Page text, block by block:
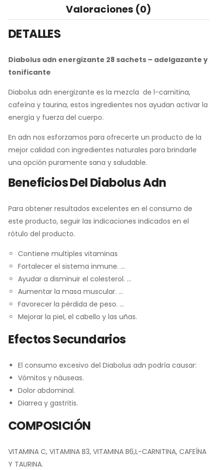
Valoraciones (0)
DETALLES
Diabolus adn energizante 28 sachets – adelgazante y
tonificante
Diabolus adn energizante es la mezcla de l-carnitina,
cafeína y taurina, estos ingredientes nos ayudan activar la
energía y fuerza del cuerpo.
En adn nos esforzamos para ofrecerte un producto de la
mejor calidad con ingredientes naturales para brindarle
una opción puramente sana y saludable.
Beneficios Del Diabolus Adn
Para obtener resultados excelentes en el consumo de
este producto, seguir las indicaciones indicados en el
rótulo del producto.
Contiene multiples vitaminas
Fortalecer el sistema inmune. …
Ayudar a disminuir el colesterol. …
Aumentar la masa muscular. …
Favorecer la pérdida de peso. …
Mejorar la piel, el cabello y las uñas.
Efectos Secundarios
El consumo excesivo del Diabolus adn podría causar:
Vómitos y náuseas.
Dolor abdominal.
Diarrea y gastritis.
COMPOSICIÓN
VITAMINA C, VITAMINA B3, VITAMINA B6,L-CARNITINA, CAFEÍNA
Y TAURINA.